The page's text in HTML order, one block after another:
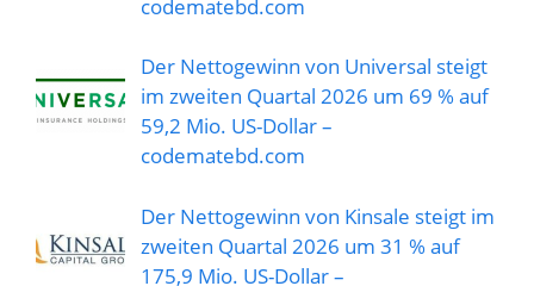
codematebd.com
Der Nettogewinn von Universal steigt
im zweiten Quartal 2026 um 69 % auf
59,2 Mio. US-Dollar –
codematebd.com
Der Nettogewinn von Kinsale steigt im
zweiten Quartal 2026 um 31 % auf
175,9 Mio. US-Dollar –